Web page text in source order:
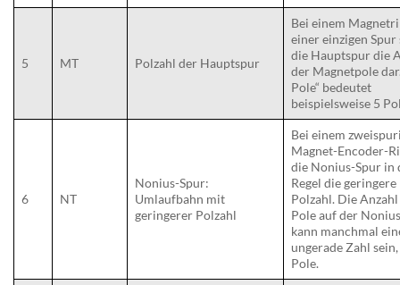
5 MT Polzahl der Hauptspur
Bei einem
einer einzigen
die Hauptspur die
der Magnetpole
Pole“ bedeutet
beispielsweise 5
6 NT
Nonius-Spur:
Umlaufbahn mit
geringerer Polzahl
Bei einem
Magnet-Encoder-
die Nonius-Spur in
Regel die geringere
Polzahl. Die
Pole auf der
kann manchmal
ungerade Zahl sein,
Pole.